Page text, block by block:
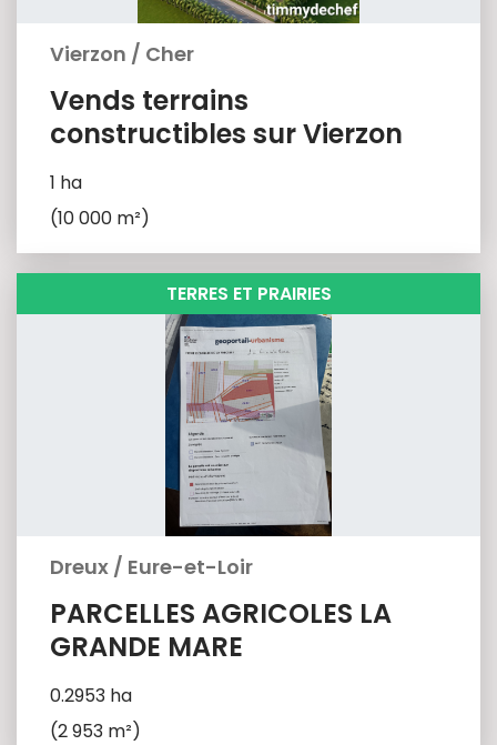
Vierzon / Cher
Vends terrains
constructibles sur Vierzon
1 ha
(10 000 m²)
TERRES ET PRAIRIES
Dreux / Eure-et-Loir
PARCELLES AGRICOLES LA
GRANDE MARE
0.2953 ha
(2 953 m²)